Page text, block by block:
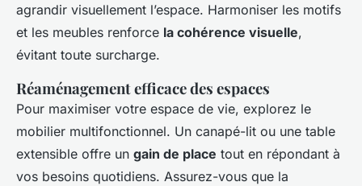
agrandir visuellement l’espace. Harmoniser les motifs
et les meubles renforce la cohérence visuelle,
évitant toute surcharge.
Réaménagement efficace des espaces
Pour maximiser votre espace de vie, explorez le
mobilier multifonctionnel. Un canapé-lit ou une table
extensible offre un gain de place tout en répondant à
vos besoins quotidiens. Assurez-vous que la